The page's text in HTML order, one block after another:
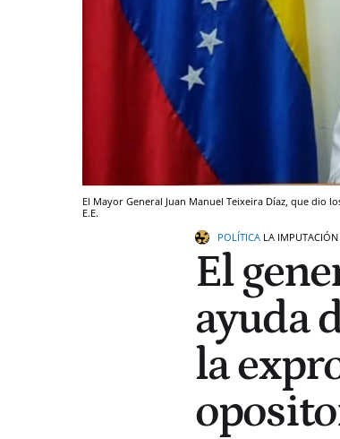
El Mayor General Juan Manuel Teixeira Díaz, que dio
E.E.
POLÍTICA LA IMPUTACIÓN
El
ayuda
la